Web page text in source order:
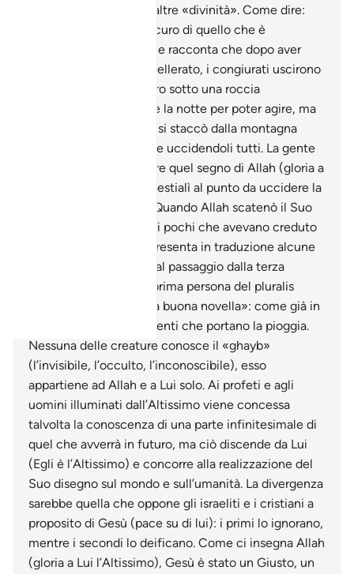
culto di Allah quelli di altre «divinità». Come dire:
«Siamo del tutto all’oscuro di quello che è
avvenuto». La tradizione racconta che dopo aver
stretto questo patto scellerato, i congiurati uscirono
dalla città e si nascosero sotto una roccia
aspettando che calasse la notte per poter agire, ma
all’improvviso la roccia si staccò dalla montagna
precipitando su di loro e uccidendoli tutti. La gente
non seppe comprendere quel segno di Allah (gloria a
Lui l’Altissimo) e si imbestialì al punto da uccidere la
cantinella miracolosa. Quando Allah scatenò il Suo
castigo si salvò Şâlih e i pochi che avevano creduto
insieme a lui. II brano presenta in traduzione alcune
serie difficoltà dovute al passaggio dalla terza
persona singolare alla prima persona del pluralis
maiestatis. «nunzi della buona novella»: come già in
altri passi si tratta dei venti che portano la pioggia.
Nessuna delle creature conosce il «ghayb»
(l’invisibile, l’occulto, l’inconoscibile), esso
appartiene ad Allah e a Lui solo. Ai profeti e agli
uomini illuminati dall’Altissimo viene concessa
talvolta la conoscenza di una parte infinitesimale di
quel che avverrà in futuro, ma ciò discende da Lui
(Egli è l’Altissimo) e concorre alla realizzazione del
Suo disegno sul mondo e sull’umanità. La divergenza
sarebbe quella che oppone gli israeliti e i cristiani a
proposito di Gesù (pace su di lui): i primi lo ignorano,
mentre i secondi lo deificano. Come ci insegna Allah
(gloria a Lui l’Altissimo), Gesù è stato un Giusto, un